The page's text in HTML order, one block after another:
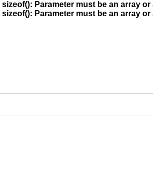
sizeof(): Parameter must be an array
sizeof(): Parameter must be an array